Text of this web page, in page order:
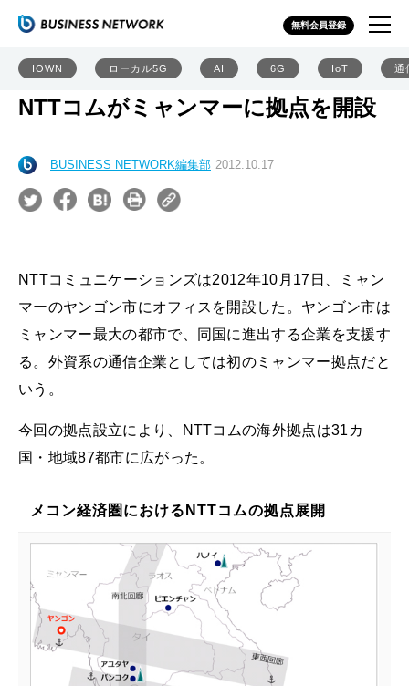
無料会員登録
IOWN ローカル5G AI 6G IoT 通
NTTコムがミャンマーに拠点を開設
BUSINESS NETWORK編集部 2012.10.17
NTTコミュニケーションズは2012年10月17日、ミャン
マーのヤンゴン市にオフィスを開設した。ヤンゴン市は
ミャンマー最大の都市で、同国に進出する企業を支援す
る。外資系の通信企業としては初のミャンマー拠点だと
いう。
今回の拠点設立により、NTTコムの海外拠点は31カ
国・地域87都市に広がった。
メコン経済圏におけるNTTコムの拠点展開